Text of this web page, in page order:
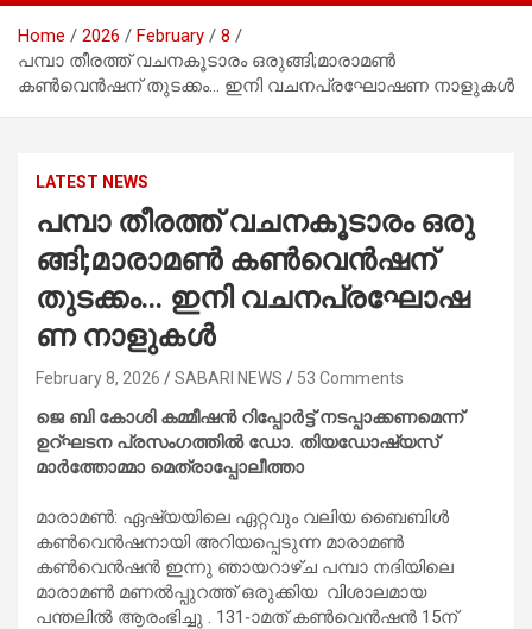
Home 2026 February
8
പമ്പാ​ ​തീ​ര​ത്ത് വ​ച​നകൂ​ടാ​രം ഒ​രു​ങ്ങി;മാരാമൺ
കൺവെൻഷന് തുടക്കം… ഇ​നി വ​ച​നപ്ര​ഘോ​ഷ​ണ നാ​ളു​ക​ൾ
LATEST NEWS
പമ്പാ​ ​തീ​ര​ത്ത് വ​ച​നകൂ​ടാ​രം ഒ​രു​
ങ്ങി;മാരാമൺ കൺവെൻഷന്
തുടക്കം… ഇ​നി വ​ച​നപ്ര​ഘോ​ഷ​
ണ നാ​ളു​ക​ൾ
February 8, 2026 SABARI NEWS 53 Comments
ജെ ബി കോശി കമ്മീഷൻ റിപ്പോർട്ട് നടപ്പാക്കണമെന്ന്
ഉറ്ഘടന പ്രസംഗത്തിൽ ഡോ. തിയഡോഷ്യസ്
മാർത്തോമ്മാ മെത്രാപ്പോലീത്താ
മാ​രാ​മ​ൺ: ഏഷ്യയിലെ ഏറ്റവും വലിയ ബൈബിള്‍
കണ്‍വെന്‍ഷനായി അറിയപ്പെടുന്ന മാരാമൺ
കൺവെൻഷൻ ഇന്നു ഞായറാഴ്‌ച പമ്പാ നദിയിലെ
മാരാമൺ മണൽപ്പുറത്ത് ഒരുക്കിയ വിശാലമായ
പന്തലിൽ ആരംഭിച്ചു . 131-ാമത് കണ്‍വെന്‍ഷന്‍ 15ന്